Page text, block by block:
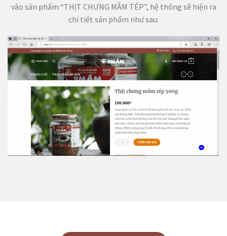
vào sản phẩm “THỊT CHƯNG MẮM TÉP”, hệ thống sẽ hiện ra
chi tiết sản phẩm như sau: